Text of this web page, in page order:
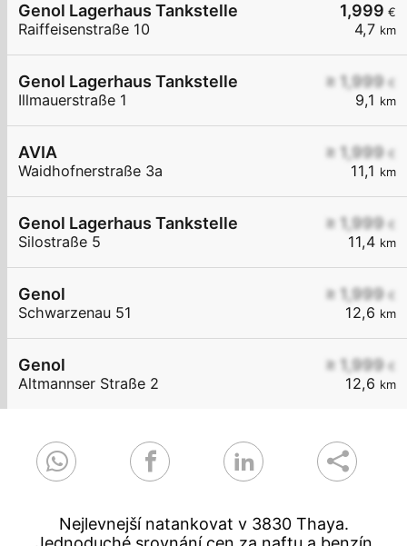
1,999 €
4,7 km
Genol Lagerhaus Tankstelle
Raiffeisenstraße 10
≥ 1,999 €
9,1 km
Genol Lagerhaus Tankstelle
Illmauerstraße 1
≥ 1,999 €
11,1 km
AVIA
Waidhofnerstraße 3a
≥ 1,999 €
11,4 km
Genol Lagerhaus Tankstelle
Silostraße 5
≥ 1,999 €
12,6 km
Genol
Schwarzenau 51
≥ 1,999 €
12,6 km
Genol
Altmannser Straße 2
Nejlevnejší natankovat v 3830 Thaya.